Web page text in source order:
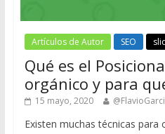
Artículos de Autor SEO
Qué es el
orgánico y para
15 mayo, 2020
Existen muchas técnicas para